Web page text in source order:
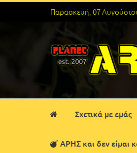
Παρασκευή, 07
Σχετικά με εμάς
ΑΡΗΣ και δεν είμαι